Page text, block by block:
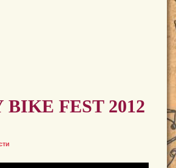
FEST 2012